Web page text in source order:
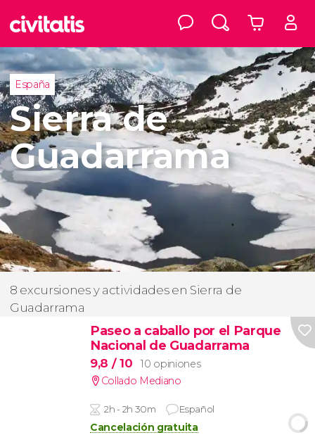
España
Sierra de
Guadarrama
8 excursiones y actividades en Sierra de
Guadarrama
Paseo a caballo por el Parque
Nacional de Guadarrama
9,8 / 10
10 opiniones
Collado Mediano
2h - 2h 30m Español
Cancelación gratuita